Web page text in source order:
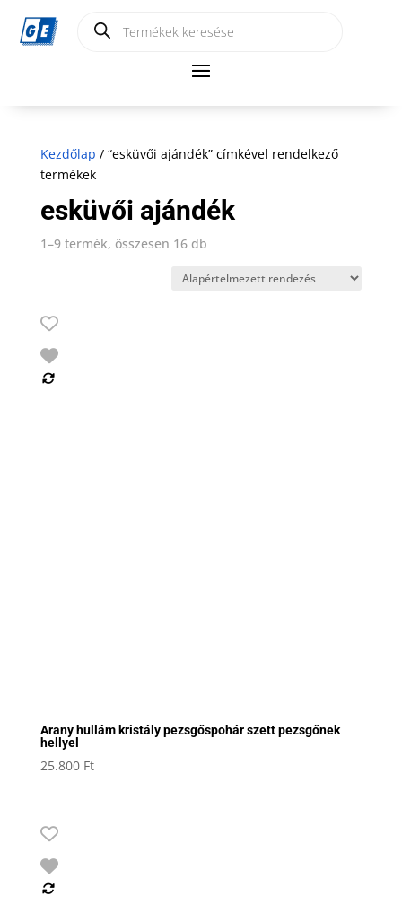
search
Kezdőlap / “esküvői ajándék” címkével rendelkező
termékek
esküvői ajándék
1–9 termék, összesen 16 db
Arany hullám kristály pezsgőspohár szett pezsgőnek
hellyel
25.800 Ft